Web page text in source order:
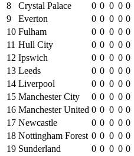
8
Crystal Palace 0 0 0 0 0
9
Everton 0 0 0 0 0
10 Fulham 0 0 0 0 0
11 Hull City 0 0 0 0 0
12 Ipswich 0 0 0 0 0
13 Leeds 0 0 0 0 0
14 Liverpool 0 0 0 0 0
15 Manchester City 0 0 0 0 0
16 Manchester United 0 0 0 0 0
17 Newcastle 0 0 0 0 0
18 Nottingham Forest 0 0 0 0 0
19 Sunderland 0 0 0 0 0